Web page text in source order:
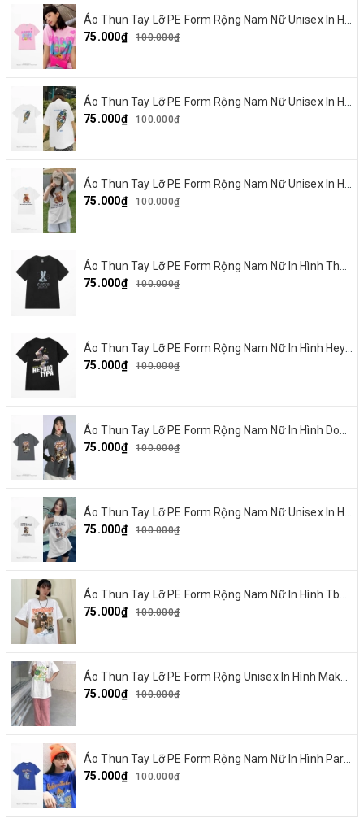
75.000₫
100.000₫
75.000₫
100.000₫
75.000₫
100.000₫
75.000₫
100.000₫
75.000₫
100.000₫
75.000₫
100.000₫
75.000₫
100.000₫
75.000₫
100.000₫
75.000₫
100.000₫
75.000₫
100.000₫